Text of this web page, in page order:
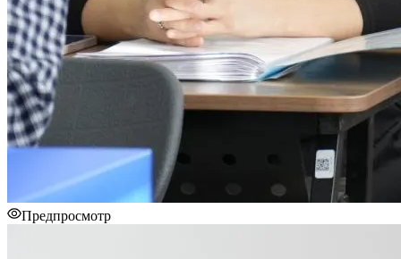
Предпросмотр